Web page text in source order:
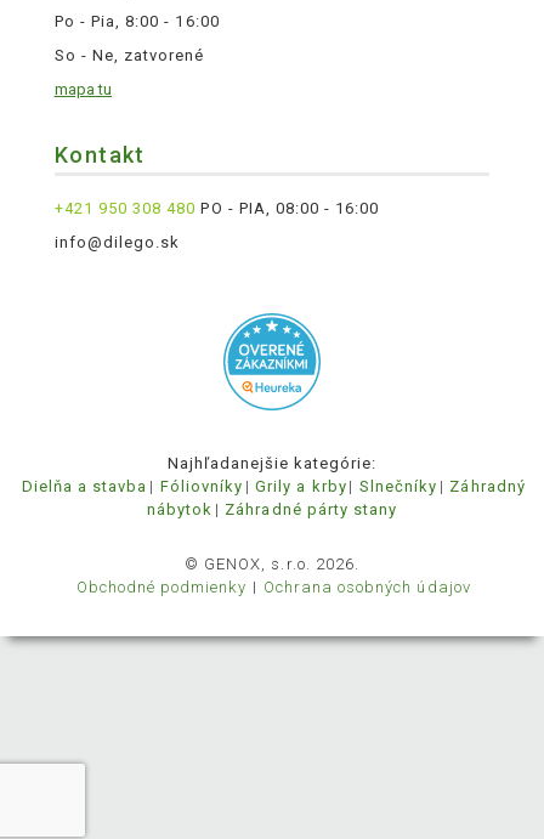
Po - Pia, 8:00 - 16:00
So - Ne, zatvorené
mapa tu
Kontakt
+421 950 308 480 PO - PIA, 08:00 - 16:00
info@dilego.sk
Najhľadanejšie kategórie:
Dielňa a stavba
Fóliovníky Grily a krby Slnečníky
Záhradný
nábytok
Záhradné párty stany
© GENOX, s.r.o. 2026.
Obchodné podmienky
Ochrana osobných údajov